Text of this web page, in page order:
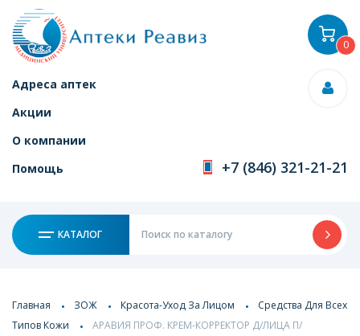
Адреса аптек
Акции
О компании
Помощь
+7 (846) 321-21-21
КАТАЛОГ
0
Главная ЗОЖ Красота-Уход За Лицом
Средства Для Всех
Типов Кожи
АРАВИЯ ПРОФ. КРЕМ-КОРРЕКТОР Д/ЛИЦА П/